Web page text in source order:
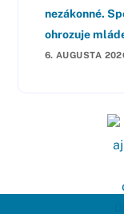
nezákonné.
ohrozuje
6. AUGUSTA